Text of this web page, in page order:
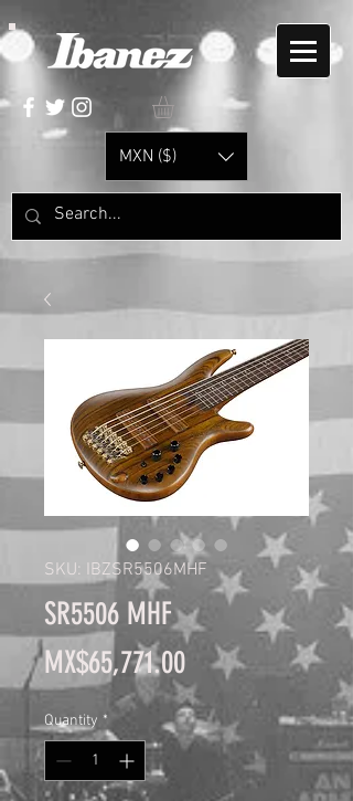
MXN ($)
SKU: IBZSR5506MHF
SR5506 MHF
MX$65,771.00Price
Quantity *